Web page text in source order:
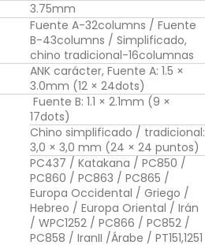
3.75mm
Fuente A-32columns / Fuente
B-43columns / Simplificado,
chino tradicional-16columnas
ANK carácter, Fuente A: 1.5 ×
3.0mm (12 × 24dots)
Fuente B: 1.1 × 2.1mm (9 ×
17dots)
Chino simplificado / tradicional:
3,0 × 3,0 mm (24 × 24 puntos)
PC437 / Katakana / PC850 /
PC860 / PC863 / PC865 /
Europa Occidental / Griego /
Hebreo / Europa Oriental / Irán
/ WPC1252 / PC866 / PC852 /
PC858 / IranII /Árabe / PT151,1251